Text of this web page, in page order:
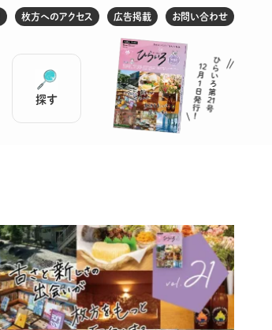
探す
枚方へのアクセス 広告掲載 お問い合わせ